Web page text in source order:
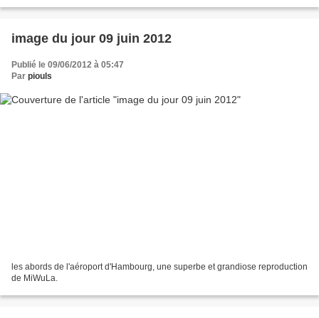
image du jour 09 juin 2012
Publié le 09/06/2012 à 05:47
Par piouls
les abords de l'aéroport d'Hambourg, une superbe et grandiose reproduction
de MiWuLa.